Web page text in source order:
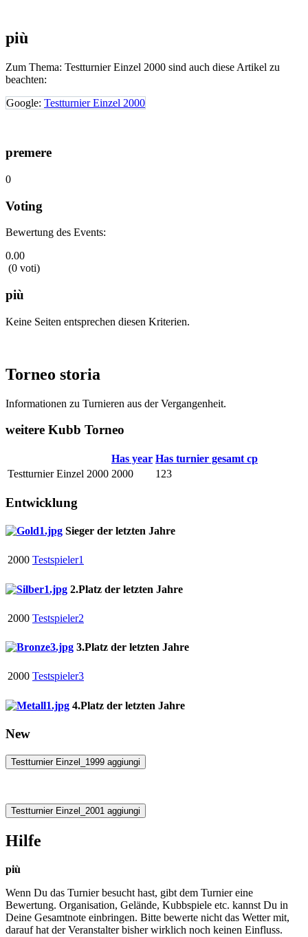
più
Zum Thema: Testturnier Einzel 2000 sind auch diese Artikel zu
beachten:
Google: Testturnier Einzel 2000
premere
0
Voting
Bewertung des Events:
0.00
(0 voti)
più
Keine Seiten entsprechen diesen Kriterien.
Torneo storia
Informationen zu Turnieren aus der Vergangenheit.
weitere Kubb Torneo
Has year Has turnier gesamt cp
Testturnier Einzel 2000 2000 123
Entwicklung
Sieger der letzten Jahre
2000 Testspieler1
2.Platz der letzten Jahre
2000 Testspieler2
3.Platz der letzten Jahre
2000 Testspieler3
4.Platz der letzten Jahre
New
Testturnier Einzel_1999 aggiungi
Testturnier Einzel_2001 aggiungi
Hilfe
più
Wenn Du das Turnier besucht hast, gibt dem Turnier eine
Bewertung. Organisation, Gelände, Kubbspiele etc. kannst Du in
Deine Gesamtnote einbringen. Bitte bewerte nicht das Wetter mit,
darauf hat der Veranstalter bisher wirklich noch keinen Einfluss.